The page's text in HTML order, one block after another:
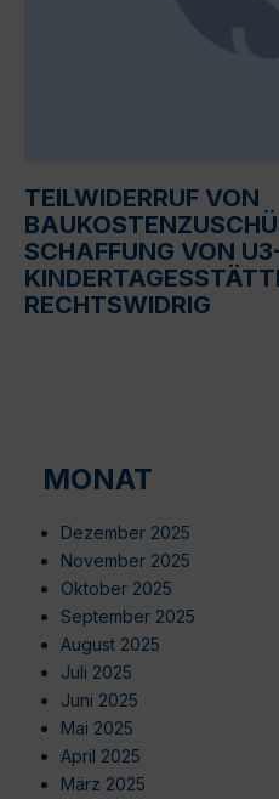
TEILWIDERRUF VON
SCHAFFUNG VON
RECHTSWIDRIG
MONAT
Dezember 2025
November 2025
Oktober 2025
September 2025
August 2025
Juli 2025
Juni 2025
Mai 2025
April 2025
März 2025